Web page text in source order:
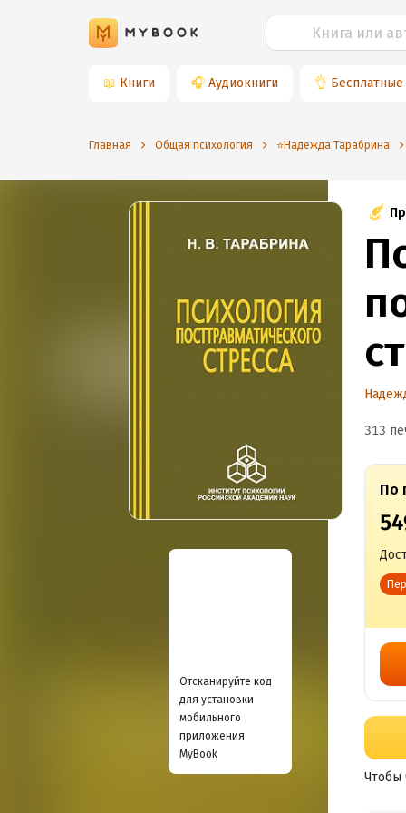
📖 Книги 🎧 Аудиокниги 👌 Бесплатные
Главная Общая психология ⭐️Надежда Тарабрина
Отсканируйте код
для установки
мобильного
приложения
MyBook
313
По
Чтобы